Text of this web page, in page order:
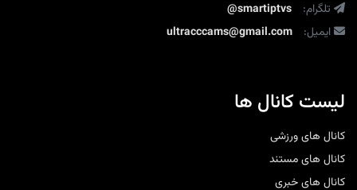
تلگرام:
@smartiptvs
ایمیل:
ultracccams@gmail.com
لیست کانال ها
کانال های ورزشی
کانال های مستند
کانال های خبری